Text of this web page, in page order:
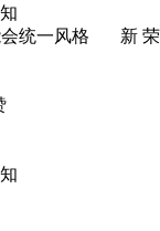
会统一风格 新 荣